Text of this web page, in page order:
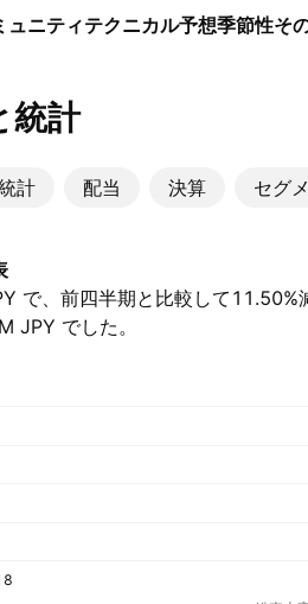
ュニティテクニカル予想季節性そ
統計
計 配当 決算 セグ
で、前四半期と比較して11.50%
JPY でした。